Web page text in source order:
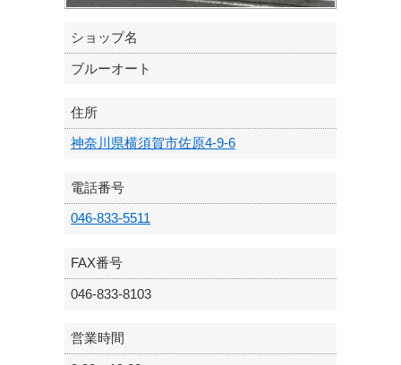
ショップ名
ブルーオート
住所
神奈川県横須賀市佐原4-9-6
電話番号
046-833-5511
FAX番号
046-833-8103
営業時間